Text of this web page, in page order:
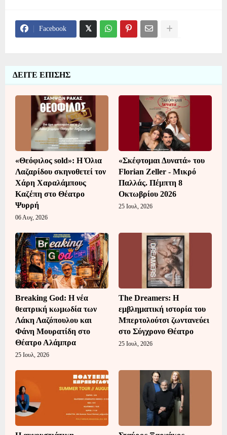
Facebook
ΔΕΙΤΕ ΕΠΙΣΗΣ
«Θεόφιλος sold»: Η Όλια
Λαζαρίδου σκηνοθετεί τον
Χάρη Χαραλάμπους
Καζέπη στο Θέατρο
Ψυρρή
06 Αυγ, 2026
«Σκέφτομαι Δυνατά» του
Florian Zeller - Μικρό
Παλλάς. Πέμπτη 8
Οκτωβρίου 2026
25 Ιουλ, 2026
Breaking God: Η νέα
θεατρική κωμωδία των
Λάκη Λαζόπουλου και
Φάνη Μουρατίδη στο
Θέατρο Αλάμπρα
25 Ιουλ, 2026
The Dreamers: Η
εμβληματική ιστορία του
Μπερτολούτσι ζωντανεύει
στο Σύγχρονο Θέατρο
25 Ιουλ, 2026